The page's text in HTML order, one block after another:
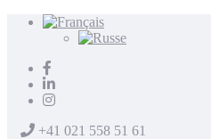
+41 021 558 51 61